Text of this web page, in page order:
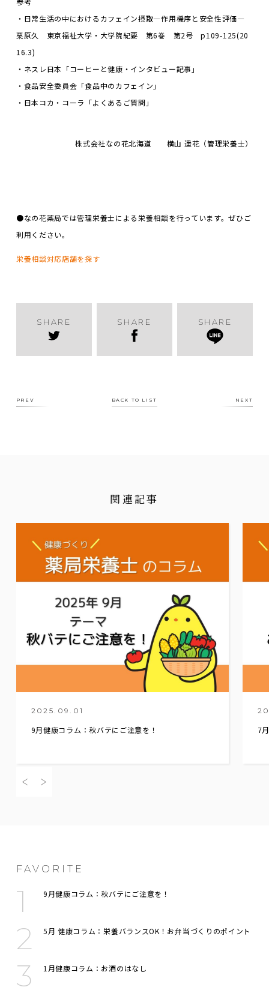
・日常生活の中におけるカフェイン摂取―作用機序と安全性評価―
栗原久 東京福祉大学・大学院紀要 第6巻 第2号 p109-125(20
16.3)
・ネスレ日本「コーヒーと健康・インタビュー記事」
・食品安全委員会「食品中のカフェイン」
・日本コカ・コーラ「よくあるご質問」
株式会社なの花北海道 横山 遥花（管理栄養士）
●なの花薬局では管理栄養士による栄養相談を行っています。ぜひご
利用ください。
栄養相談対応店舗を探す
SHARE SHARE SHARE
PREV BACK TO LIST NEXT
関連記事
2025.09.01
9月健康コラム：秋バテにご注意を！ 7
FAVORITE
9月健康コラム：秋バテにご注意を！
5月 健康コラム：栄養バランスOK！お弁当づくりのポイント
1月健康コラム：お酒のはなし